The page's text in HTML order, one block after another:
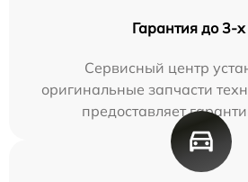
Гарантия до 3-х
Сервисный центр
оригинальные запчасти
предоставляет